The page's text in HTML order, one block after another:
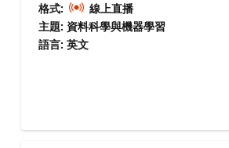
格式:
線上直播
主題: 資料科學與機器學習
語言: 英文